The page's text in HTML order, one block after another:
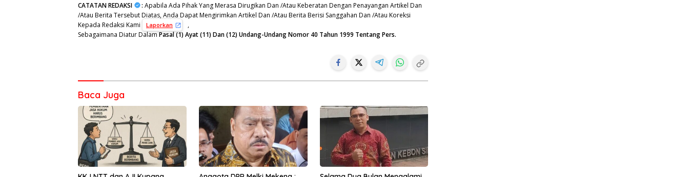
CATATAN REDAKSI : Apabila Ada Pihak Yang Merasa Dirugikan Dan /Atau Keberatan Dengan Penayangan Artikel Dan
/Atau Berita Tersebut Diatas, Anda Dapat Mengirimkan Artikel Dan /Atau Berita Berisi Sanggahan Dan /Atau Koreksi
Kepada Redaksi Kami
Laporkan
,
Sebagaimana Diatur DalamPasal (1) Ayat (11) Dan (12) Undang-Undang Nomor 40 Tahun 1999 Tentang Pers.
Baca Juga